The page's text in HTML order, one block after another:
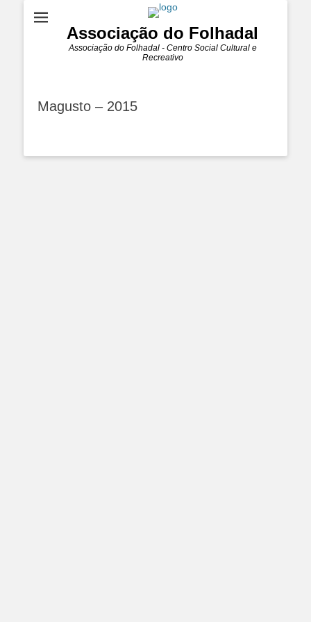
Associação do Folhadal
Associação do Folhadal - Centro Social Cultural e
Recreativo
Magusto – 2015